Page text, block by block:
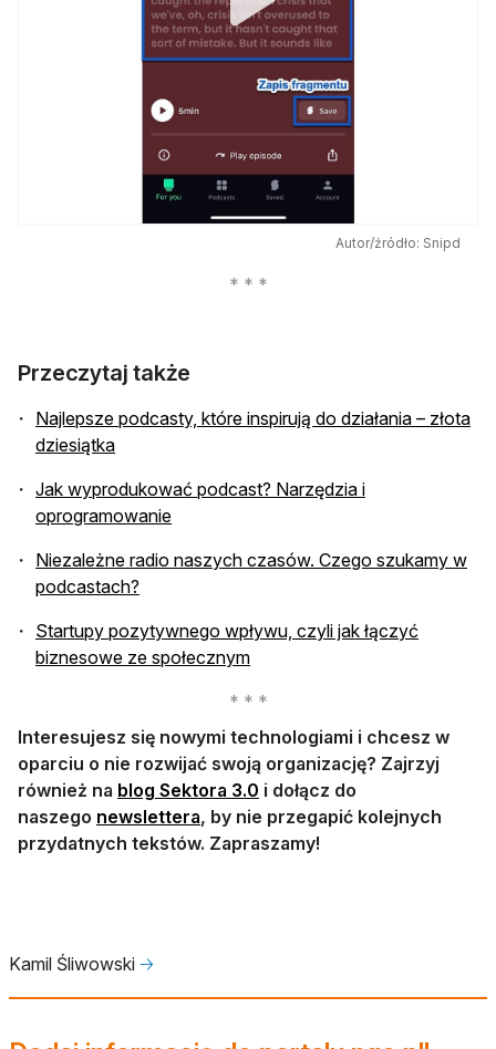
Autor/źródło: Snipd
Przeczytaj także
Najlepsze podcasty, które inspirują do działania – złota
dziesiątkaotwiera się w nowej karcie
Jak wyprodukować podcast? Narzędzia i
oprogramowanieotwiera się w nowej karcie
Niezależne radio naszych czasów. Czego szukamy w
podcastach?
Startupy pozytywnego wpływu, czyli jak łączyć
biznesowe ze społecznymotwiera się w nowej karcie
Interesujesz się nowymi technologiami i chcesz w
oparciu o nie rozwijać swoją organizację? Zajrzyj
również na blog Sektora 3.0 otwiera się w nowej karcie
i dołącz do
naszego newslettera otwiera się w nowej karcie
, by nie przegapić kolejnych
przydatnych tekstów. Zapraszamy!
Kamil Śliwowski 🡢